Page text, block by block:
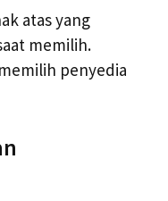
atas yang
memilih.
penyedia